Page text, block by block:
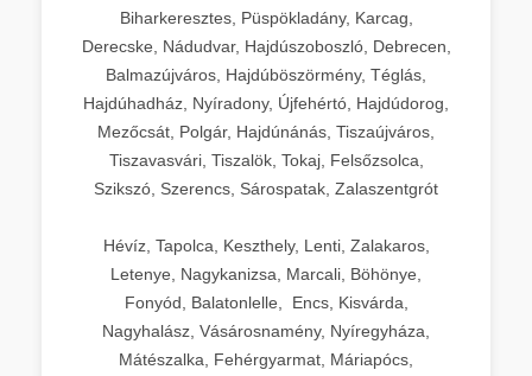
Biharkeresztes, Püspökladány, Karcag,
Derecske, Nádudvar, Hajdúszoboszló, Debrecen,
Balmazújváros, Hajdúböszörmény, Téglás,
Hajdúhadház, Nyíradony, Újfehértó, Hajdúdorog,
Mezőcsát, Polgár, Hajdúnánás, Tiszaújváros,
Tiszavasvári, Tiszalök, Tokaj, Felsőzsolca,
Szikszó, Szerencs, Sárospatak, Zalaszentgrót
Hévíz, Tapolca, Keszthely, Lenti, Zalakaros,
Letenye, Nagykanizsa, Marcali, Böhönye,
Fonyód, Balatonlelle, Encs, Kisvárda,
Nagyhalász, Vásárosnamény, Nyíregyháza,
Mátészalka, Fehérgyarmat, Máriapócs,